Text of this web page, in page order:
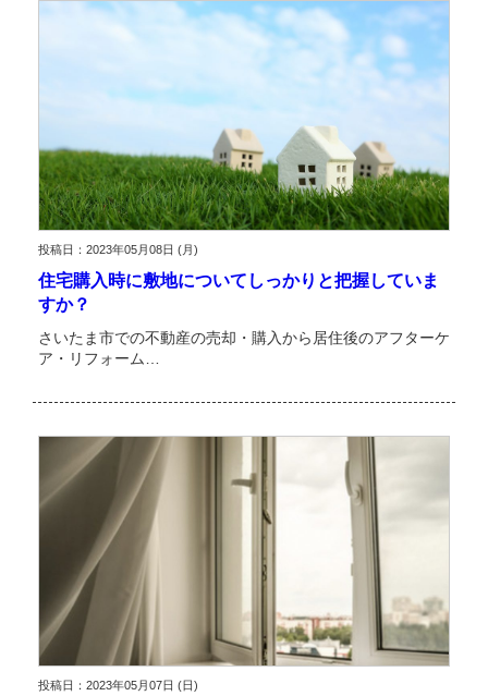
投稿日：2023年05月08日 (月)
住宅購入時に敷地についてしっかりと把握していま
すか？
さいたま市での不動産の売却・購入から居住後のアフターケ
ア・リフォーム…
投稿日：2023年05月07日 (日)